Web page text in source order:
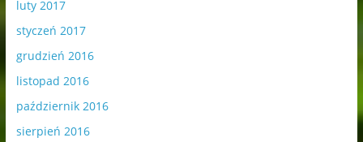
luty 2017
styczeń 2017
grudzień 2016
listopad 2016
październik 2016
sierpień 2016